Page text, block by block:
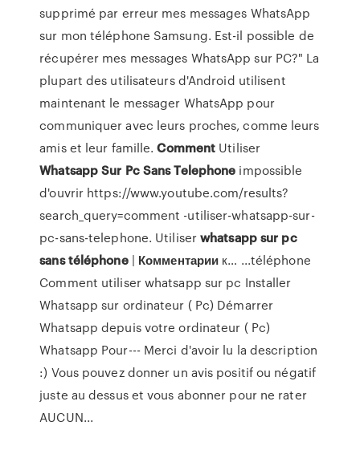
supprimé par erreur mes messages WhatsApp
sur mon téléphone Samsung. Est-il possible de
récupérer mes messages WhatsApp sur PC?" La
plupart des utilisateurs d'Android utilisent
maintenant le messager WhatsApp pour
communiquer avec leurs proches, comme leurs
amis et leur famille.Comment Utiliser
WhatsappSur PcSansTelephone impossible
d'ouvrir https://www.youtube.com/results?
search_query=comment -utiliser-whatsapp-sur-
pc-sans-telephone. Utiliserwhatsappsur pc
sans téléphone| Комментарии к… ...téléphone
Comment utiliser whatsapp sur pc Installer
Whatsapp sur ordinateur ( Pc) Démarrer
Whatsapp depuis votre ordinateur ( Pc)
Whatsapp Pour-­-- Merci d'avoir lu la description
:) Vous pouvez donner un avis positif ou négatif
juste au dessus et vous abonner pour ne rater
AUCUN...